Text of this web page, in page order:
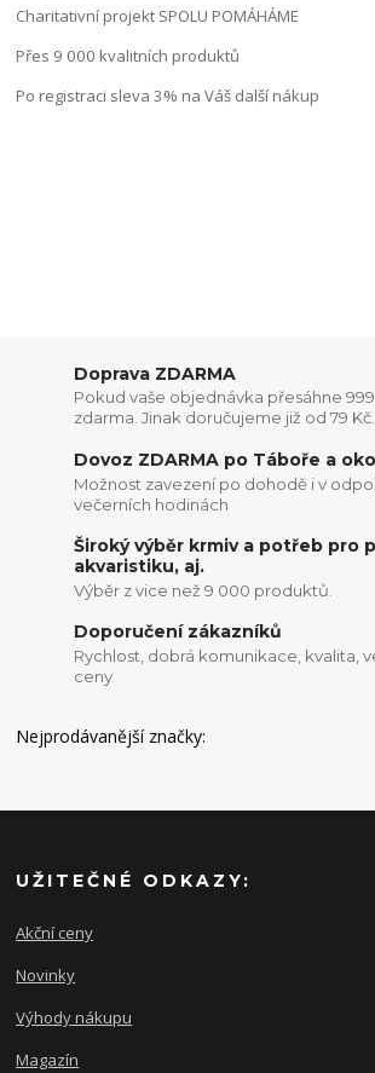
Charitativní projekt SPOLU POMÁHÁME
Přes 9 000 kvalitních produktů
Po registraci sleva 3% na Váš další nákup
Doprava ZDARMA
Pokud vaše objednávka přesáhne
zdarma. Jinak doručujeme již od 79 Kč.
Dovoz ZDARMA po Táboře a
Možnost zavezení po dohodě i v
večerních hodinách
Široký výběr krmiv a potřeb pro
akvaristiku, aj.
Výběr z vice než 9 000 produktů.
Doporučení zákazníků
Rychlost, dobrá komunikace, kvalita,
ceny
Nejprodávanější značky:
UŽITEČNÉ ODKAZY:
Akční ceny
Novinky
Výhody nákupu
Magazín